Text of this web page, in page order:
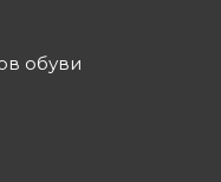
обуви